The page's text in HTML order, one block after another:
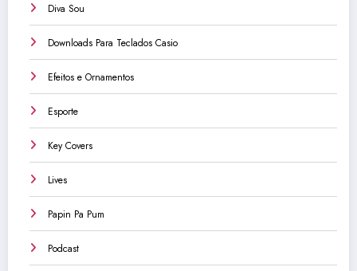
Diva Sou
Downloads Para Teclados Casio
Efeitos e Ornamentos
Esporte
Key Covers
Lives
Papin Pa Pum
Podcast